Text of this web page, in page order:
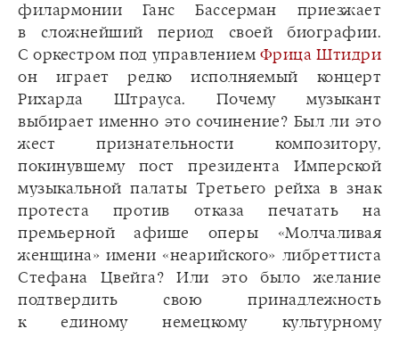
филармонии Ганс Бассерман приезжает
в сложнейший период своей биографии.
С оркестром под управлением Фрица Штидри
он играет редко исполняемый концерт
Рихарда Штрауса. Почему музыкант
выбирает именно это сочинение? Был ли это
жест признательности композитору,
покинувшему пост президента Имперской
музыкальной палаты Третьего рейха в знак
протеста против отказа печатать на
премьерной афише оперы «Молчаливая
женщина» имени «неарийского» либреттиста
Стефана Цвейга? Или это было желание
подтвердить свою принадлежность
к единому немецкому культурному